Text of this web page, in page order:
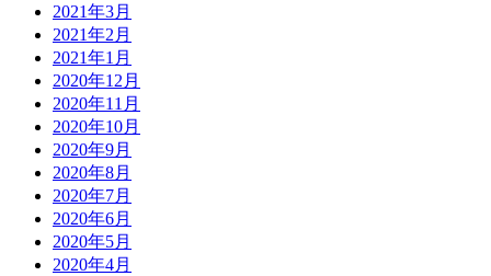
2021年3月
2021年2月
2021年1月
2020年12月
2020年11月
2020年10月
2020年9月
2020年8月
2020年7月
2020年6月
2020年5月
2020年4月